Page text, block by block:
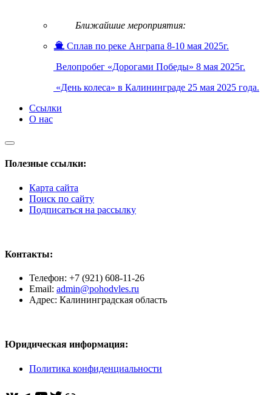
Ближайшие мероприятия:
Сплав по реке Анграпа 8-10 мая 2025г.
Велопробег «Дорогами Победы» 8 мая 2025г.
«День колеса» в Калининграде 25 мая 2025 года.
Ссылки
О нас
Полезные ссылки:
Карта сайта
Поиск по сайту
Подписаться на рассылку
Контакты:
Телефон: +7 (921) 608-11-26
Email: admin@pohodvles.ru
Адрес: Калининградская область
Юридическая информация:
Политика конфиденциальности